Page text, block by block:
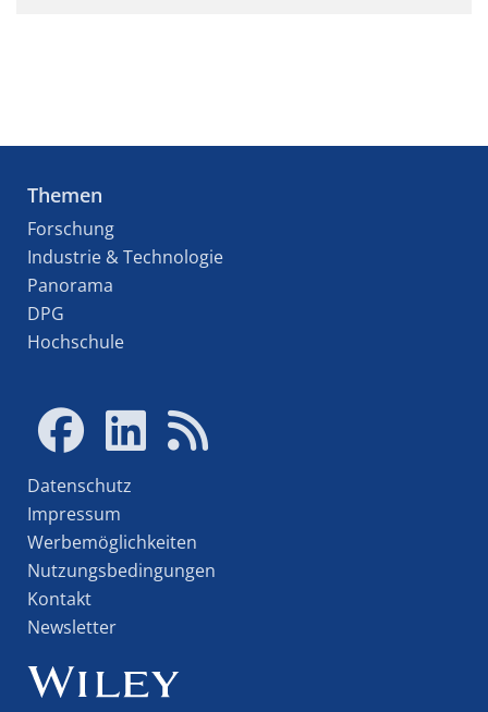
Themen
Forschung
Industrie & Technologie
Panorama
DPG
Hochschule
Datenschutz
Impressum
Werbemöglichkeiten
Nutzungsbedingungen
Kontakt
Newsletter